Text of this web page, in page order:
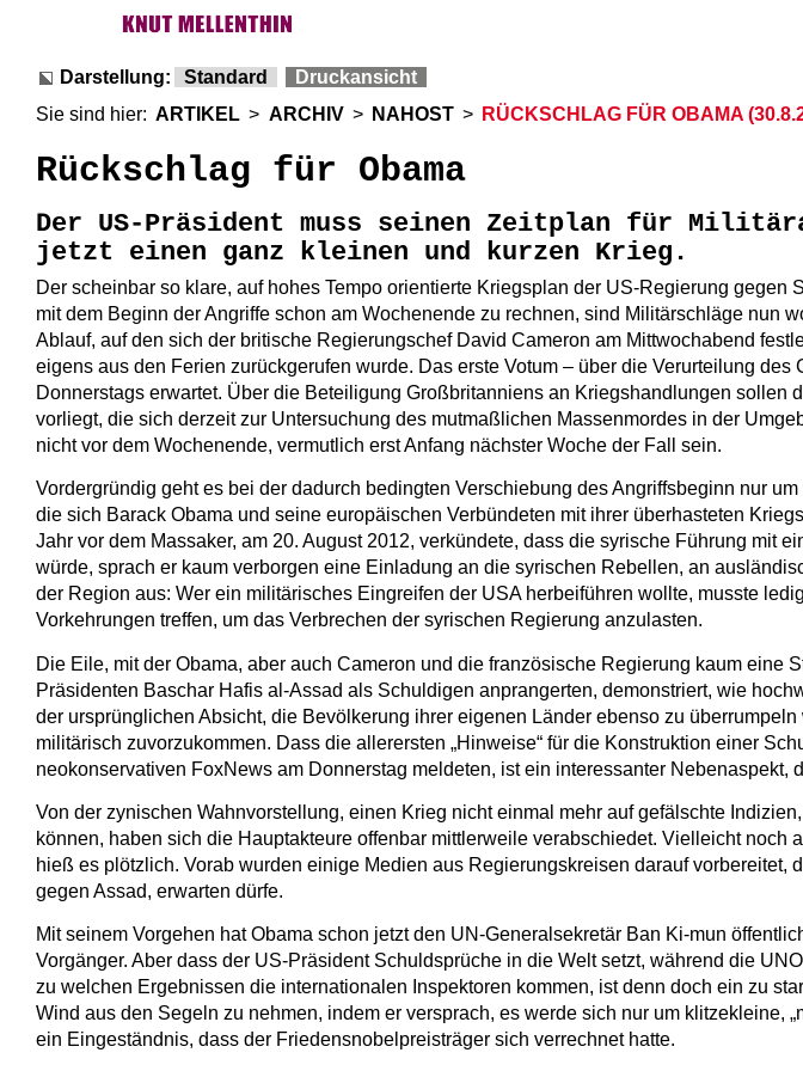
Darstellung: Standard
Druckansicht
Sie sind hier: ARTIKEL > ARCHIV > NAHOST > RÜCKSCHLAG FÜR OBAMA
Rückschlag für Obama
Der US-Präsident muss seinen Zeitplan für
jetzt einen ganz kleinen und kurzen Krieg.
Der scheinbar so klare, auf hohes Tempo orientierte Kriegsplan der US-Regierung
mit dem Beginn der Angriffe schon am Wochenende zu rechnen, sind Militärschläge nun
Ablauf, auf den sich der britische Regierungschef David Cameron am Mittwochabend
eigens aus den Ferien zurückgerufen wurde. Das erste Votum – über die Verurteilung
Donnerstags erwartet. Über die Beteiligung Großbritanniens an Kriegshandlungen
vorliegt, die sich derzeit zur Untersuchung des mutmaßlichen Massenmordes in der
nicht vor dem Wochenende, vermutlich erst Anfang nächster Woche der Fall sein.
Vordergründig geht es bei der dadurch bedingten Verschiebung des Angriffsbeginn nur
die sich Barack Obama und seine europäischen Verbündeten mit ihrer überhasteten
Jahr vor dem Massaker, am 20. August 2012, verkündete, dass die syrische Führung mit
würde, sprach er kaum verborgen eine Einladung an die syrischen Rebellen, an
der Region aus: Wer ein militärisches Eingreifen der USA herbeiführen wollte, musste
Vorkehrungen treffen, um das Verbrechen der syrischen Regierung anzulasten.
Die Eile, mit der Obama, aber auch Cameron und die französische Regierung kaum
Präsidenten Baschar Hafis al-Assad als Schuldigen anprangerten, demonstriert, wie
der ursprünglichen Absicht, die Bevölkerung ihrer eigenen Länder ebenso zu
militärisch zuvorzukommen. Dass die allerersten „Hinweise“ für die Konstruktion einer
neokonservativen FoxNews am Donnerstag meldeten, ist ein interessanter Nebenaspekt,
Von der zynischen Wahnvorstellung, einen Krieg nicht einmal mehr auf gefälschte
können, haben sich die Hauptakteure offenbar mittlerweile verabschiedet. Vielleicht
hieß es plötzlich. Vorab wurden einige Medien aus Regierungskreisen darauf
gegen Assad, erwarten dürfe.
Mit seinem Vorgehen hat Obama schon jetzt den UN-Generalsekretär Ban Ki-mun
Vorgänger. Aber dass der US-Präsident Schuldsprüche in die Welt setzt, während die
zu welchen Ergebnissen die internationalen Inspektoren kommen, ist denn doch ein zu
Wind aus den Segeln zu nehmen, indem er versprach, es werde sich nur um klitzekleine,
ein Eingeständnis, dass der Friedensnobelpreisträger sich verrechnet hatte.